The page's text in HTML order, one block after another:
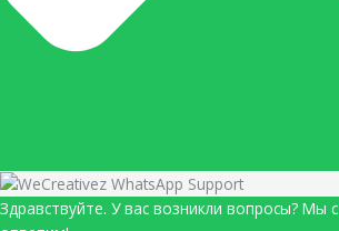
Здравствуйте. У вас возникли вопросы? Мы